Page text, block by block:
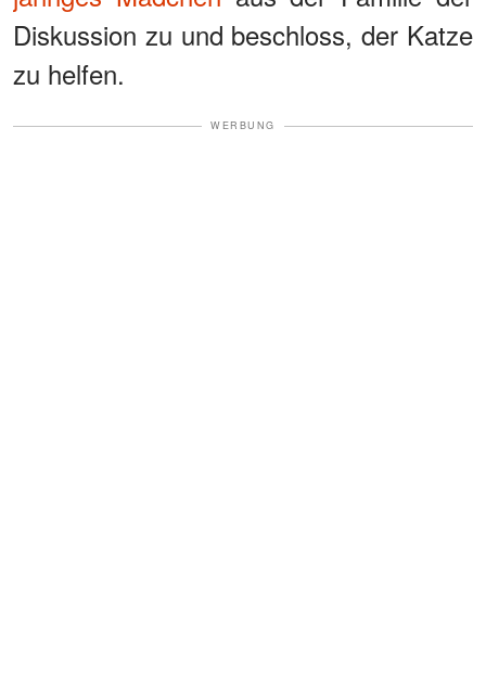
Diskussion zu und beschloss, der Katze
zu helfen.
WERBUNG